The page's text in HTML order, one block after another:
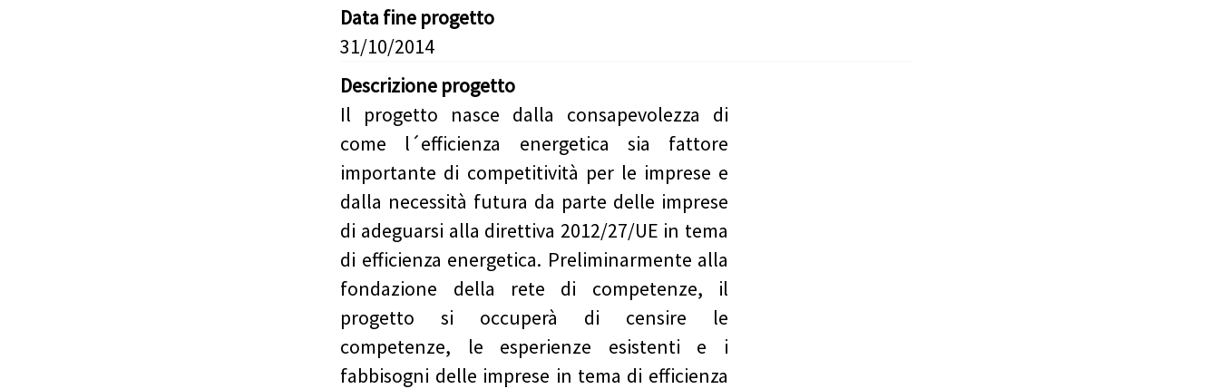
Data fine progetto
31/10/2014
Descrizione progetto
Il progetto nasce dalla consapevolezza di
come l´efficienza energetica sia fattore
importante di competitività per le imprese e
dalla necessità futura da parte delle imprese
di adeguarsi alla direttiva 2012/27/UE in tema
di efficienza energetica. Preliminarmente alla
fondazione della rete di competenze, il
progetto si occuperà di censire le
competenze, le esperienze esistenti e i
fabbisogni delle imprese in tema di efficienza